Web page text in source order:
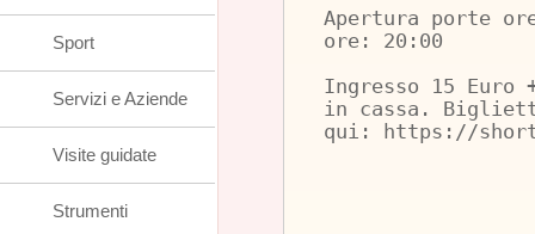
Apertura porte
ore: 20:00
Ingresso 15 Euro
in cassa.
qui: https://
Sport
Servizi e Aziende
Visite guidate
Strumenti